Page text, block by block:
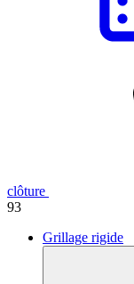
clôture
93
Grillage rigide